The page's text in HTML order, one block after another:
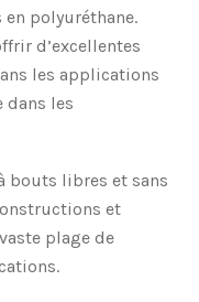
polyuréthane.
d’excellentes
les applications
dans les
bouts libres et sans
et
plage de